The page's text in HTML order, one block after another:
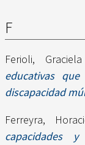
F
Ferioli,
educativas
discapacidad
Ferreyra,
capacidades